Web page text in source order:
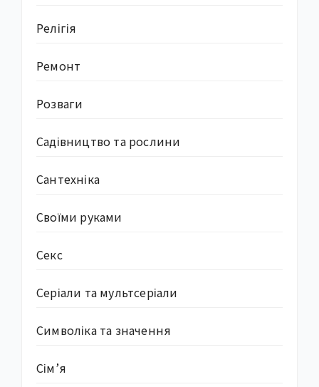
Релігія
Ремонт
Розваги
Садівництво та рослини
Сантехніка
Своїми руками
Секс
Серіали та мультсеріали
Символіка та значення
Сім’я